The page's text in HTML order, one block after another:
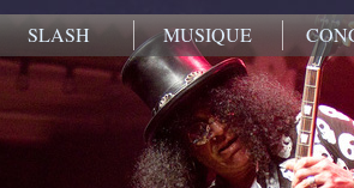
SLASH MUSIQUE